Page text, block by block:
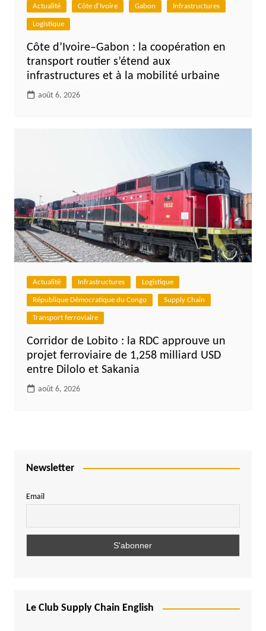
Actualité Côte d'Ivoire Gabon Infrastructures
Logistique
Côte d’Ivoire–Gabon : la coopération en
transport routier s’étend aux
infrastructures et à la mobilité urbaine
août 6, 2026
Actualité Infrastructures Logistique
République Démocratique du Congo Supply Chain
Transport ferroviaire
Corridor de Lobito : la RDC approuve un
projet ferroviaire de 1,258 milliard USD
entre Dilolo et Sakania
août 6, 2026
Newsletter
Email
Le Club Supply Chain English